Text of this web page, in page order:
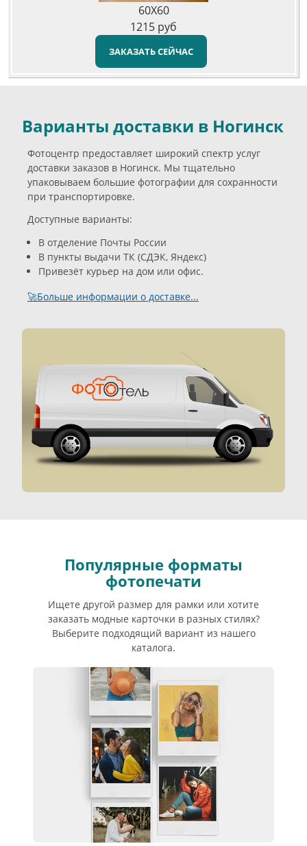
60X60
1215 руб
ЗАКАЗАТЬ СЕЙЧАС
Варианты доставки в Ногинск
Фотоцентр предоставляет широкий спектр услуг
доставки заказов в Ногинск. Мы тщательно
упаковываем большие фотографии для сохранности
при транспортировке.
Доступные варианты:
В отделение Почты России
В пункты выдачи ТК (СДЭК, Яндекс)
Привезёт курьер на дом или офис.
🚀Больше информации о доставке...
Популярные форматы
фотопечати
Ищете другой размер для рамки или хотите
заказать модные карточки в разных стилях?
Выберите подходящий вариант из нашего
каталога.